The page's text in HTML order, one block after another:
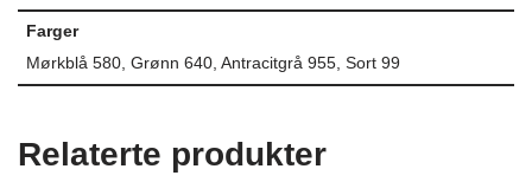
Farger
Mørkblå 580, Grønn 640, Antracitgrå 955, Sort 99
Relaterte produkter